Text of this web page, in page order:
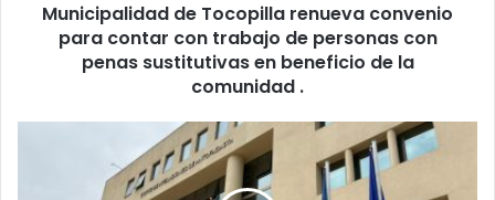
Municipalidad de Tocopilla renueva convenio
para contar con trabajo de personas con
penas sustitutivas en beneficio de la
comunidad .